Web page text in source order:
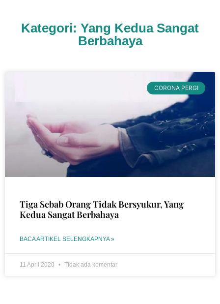
Kategori: Yang Kedua Sangat
Berbahaya
CORONA PERGI
Tiga Sebab Orang Tidak Bersyukur, Yang
Kedua Sangat Berbahaya
BACA ARTIKEL SELENGKAPNYA »
11 April 2020 Tidak ada komentar